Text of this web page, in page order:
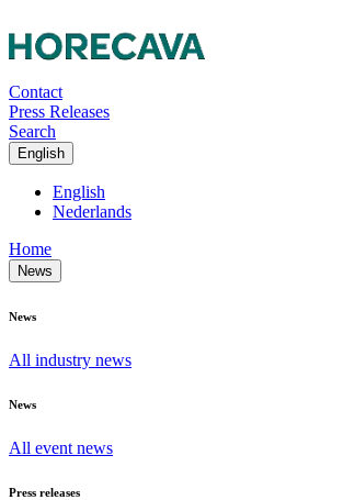
Contact
Press Releases
Search
English
English
Nederlands
Home
News
News
All industry news
News
All event news
Press releases